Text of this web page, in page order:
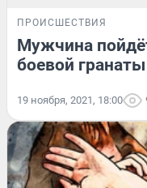
ПРОИСШЕСТВИЯ
Мужчина
боевой
19 ноября, 2021, 18:00